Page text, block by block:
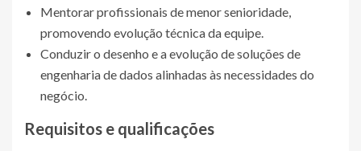
Mentorar profissionais de menor senioridade,
promovendo evolução técnica da equipe.
Conduzir o desenho e a evolução de soluções de
engenharia de dados alinhadas às necessidades do
negócio.
Requisitos e qualificações